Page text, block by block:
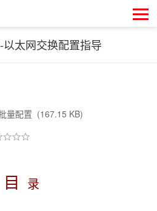
太网交换配置指导
量配置 (167.15 KB)
目 录